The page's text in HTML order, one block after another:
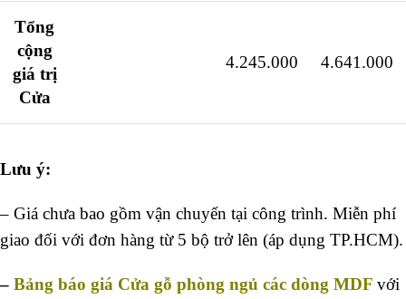
Tổng
cộng
giá trị
Cửa
4.245.000 4.641.000
Lưu ý:
– Giá chưa bao gồm vận chuyển tại công trình. Miễn phí
giao đối với đơn hàng từ 5 bộ trở lên (áp dụng TP.HCM).
– Bảng báo giá Cửa gỗ phòng ngủ các dòng MDF với